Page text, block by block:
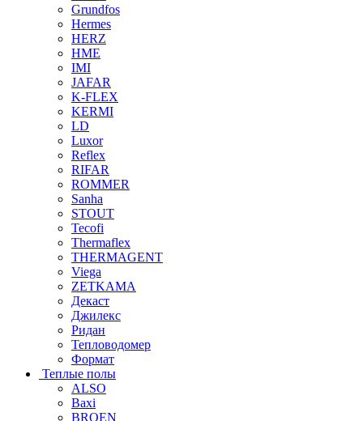
Grundfos
Hermes
HERZ
HME
IMI
JAFAR
K-FLEX
KERMI
LD
Luxor
Reflex
RIFAR
ROMMER
Sanha
STOUT
Tecofi
Thermaflex
THERMAGENT
Viega
ZETKAMA
Декаст
Джилекс
Ридан
Тепловодомер
Формат
Теплые полы
ALSO
Baxi
BROEN